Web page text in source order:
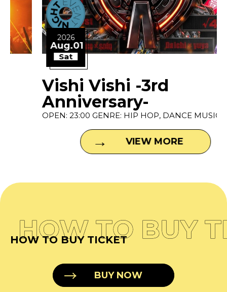
2026
Aug.01
Sat
Vishi Vishi -3rd
Anniversary-
OPEN: 23:00 GENRE: HIP HOP, DANCE MUSIC P...
VIEW MORE
HOW TO BUY
HOW TO BUY TICKET
BUY NOW